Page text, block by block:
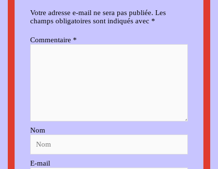
Votre adresse e-mail ne sera pas publiée. Les
champs obligatoires sont indiqués avec *
Commentaire *
Nom
E-mail